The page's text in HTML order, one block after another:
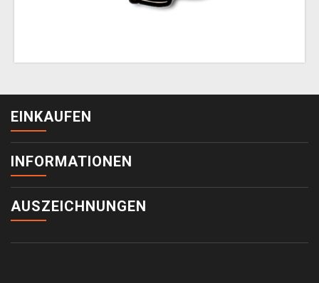
EINKAUFEN
INFORMATIONEN
AUSZEICHNUNGEN